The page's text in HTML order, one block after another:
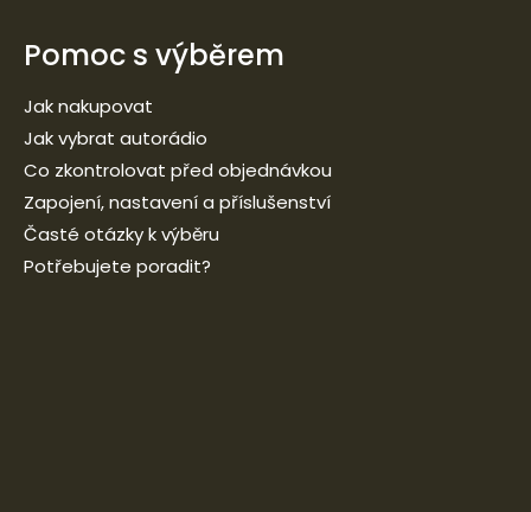
Pomoc s výběrem
Jak nakupovat
Jak vybrat autorádio
Co zkontrolovat před objednávkou
Zapojení, nastavení a příslušenství
Časté otázky k výběru
Potřebujete poradit?